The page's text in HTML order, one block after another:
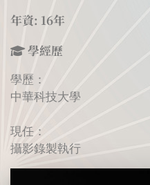
年資: 16年
學經歷
學歷：
中華科技大學
現任：
攝影錄製執行